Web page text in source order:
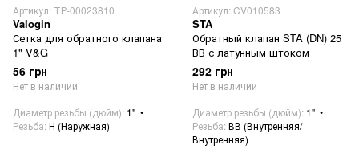
Артикул: ТР-00023810
Valogin
Сетка для обратного клапана
1" V&G
56 грн
Нет в наличии
Диаметр резьбы (дюйм) 1"
Резьба Н (Наружная)
Артикул: CV010583
STA
Обратный клапан STA (DN) 25
ВВ с латунным штоком
292 грн
Нет в наличии
Диаметр резьбы (дюйм) 1"
Резьба ВВ (Внутренняя/
Внутренняя)